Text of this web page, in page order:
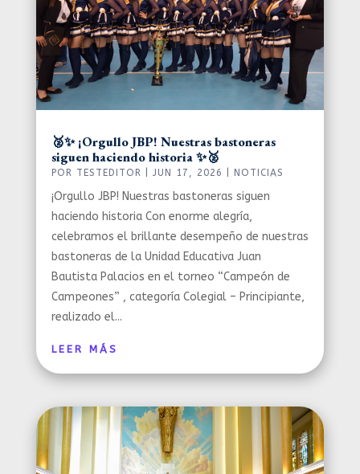
🥈✨ ¡Orgullo JBP! Nuestras bastoneras
siguen haciendo historia ✨🥈
POR TESTEDITOR JUN 17, 2026 NOTICIAS
¡Orgullo JBP! Nuestras bastoneras siguen
haciendo historia Con enorme alegría,
celebramos el brillante desempeño de nuestras
bastoneras de la Unidad Educativa Juan
Bautista Palacios en el torneo “Campeón de
Campeones” , categoría Colegial – Principiante,
realizado el...
LEER MÁS